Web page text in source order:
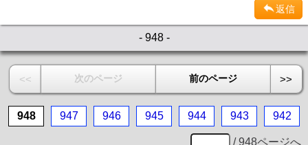
返信
- 948 -
<< 次のページ 前のページ >>
948 947 946 945 944 943 942
/ 948ページへ